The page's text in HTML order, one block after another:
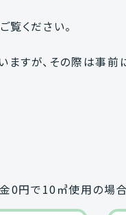
覧ください。
すが、その際は事
金0円で10㎥使用の場